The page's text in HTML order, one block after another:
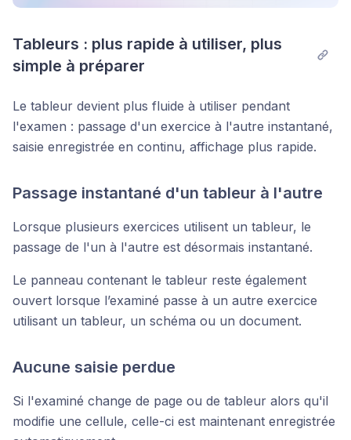
Tableurs : plus rapide à utiliser, plus
simple à préparer
Le tableur devient plus fluide à utiliser pendant
l'examen : passage d'un exercice à l'autre instantané,
saisie enregistrée en continu, affichage plus rapide.
Passage instantané d'un tableur à l'autre
Lorsque plusieurs exercices utilisent un tableur, le
passage de l'un à l'autre est désormais instantané.
Le panneau contenant le tableur reste également
ouvert lorsque l’examiné passe à un autre exercice
utilisant un tableur, un schéma ou un document.
Aucune saisie perdue
Si l'examiné change de page ou de tableur alors qu'il
modifie une cellule, celle-ci est maintenant enregistrée